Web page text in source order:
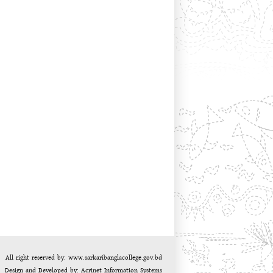
All right reserved by: www.sarkaribanglacollege.gov.bd
Design and Developed by: Acrinet Information Systems